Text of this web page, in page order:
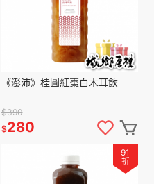
《澎沛》桂圓紅棗白木耳飲
$390
$280
91
折